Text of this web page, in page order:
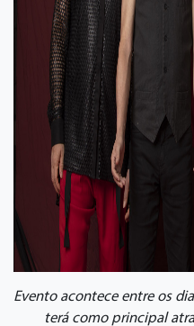
Evento acontece entre os
terá como principal